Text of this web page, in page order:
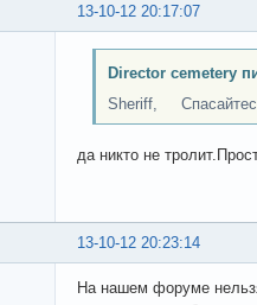
13-10-12 20:17:07
Director cemetery
Sheriff,
да никто не
13-10-12 20:23:14
На нашем форуме